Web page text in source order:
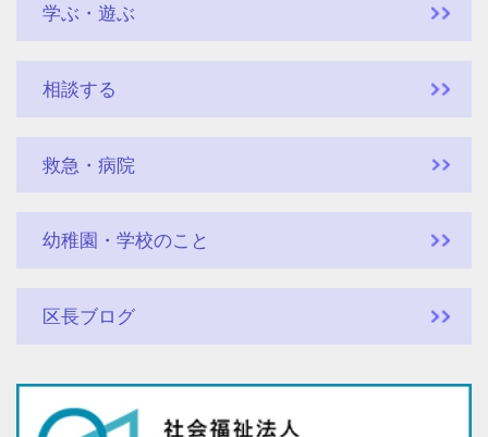
学ぶ・遊ぶ
相談する
救急・病院
幼稚園・学校のこと
区長ブログ